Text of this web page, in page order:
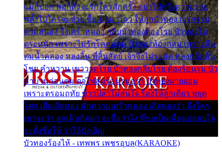
แม่ก็บอก พ่อก็สั่งจะรักใครสักครั้ง อย่าไปหวังความรวย
พลั้งไปใครจะช่วย ซื้อเปลมาไกว ให้ลูกบัวทอง เวรกรรม
ตามสนอง จึงเศร้าหมอง กลีบบัวทองต้องโรย บัวทองไม่
ตระหนัก เพราะไม่รักโคลนตม บัวทองท้องกลม เพราะลืม
ตมน้ำคลอง หลงลิ้น ที่สิ้นสัตย์ เจ้าจึงไม่ระมัด หลงกลิ่นลิ้น
โชย คำหวาน เขาวาดโรย บัวทองกลีบโรย ต้องร้อนรุม บัว
มาบานก่อนตูม ดุจไฟสุมร้อนรุมอุรา บัวทองผ่ายผอม
เพราะตรอมฤทัย ข้าวปลาไม่สนใจ ร้องไห้ลูกเดียว หยุด
โศก เสียเถิดทอง พักความเศร้าหมอง เถิดทองจ๋า ถึงใคร
เขาจะว่า ลูกเจ้าเกิดมา จะชื่อว่าไง พี่ขอเป็นเพื่อนปลอบใจ
จะตั้งชื่อให้ ว่าไอ้บังเอิญ
บัวทองร้องไห้ - เทพพร เพชรอุบล(KARAOKE)